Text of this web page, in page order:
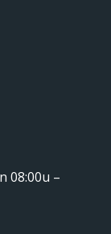
08:00u –